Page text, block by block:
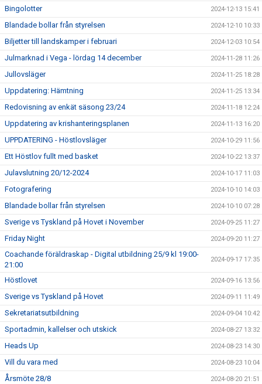
Bingolotter 2024-12-13 15:41
Blandade bollar från styrelsen 2024-12-10 10:33
Biljetter till landskamper i februari 2024-12-03 10:54
Julmarknad i Vega - lördag 14 december 2024-11-28 11:26
Jullovsläger 2024-11-25 18:28
Uppdatering: Hämtning 2024-11-25 13:34
Redovisning av enkät säsong 23/24 2024-11-18 12:24
Uppdatering av krishanteringsplanen 2024-11-13 16:20
UPPDATERING - Höstlovsläger 2024-10-29 11:56
Ett Höstlov fullt med basket 2024-10-22 13:37
Julavslutning 20/12-2024 2024-10-17 11:03
Fotografering 2024-10-10 14:03
Blandade bollar från styrelsen 2024-10-10 07:28
Sverige vs Tyskland på Hovet i November 2024-09-25 11:27
Friday Night 2024-09-20 11:27
Coachande föräldraskap - Digital utbildning 25/9 kl 19:00-
21:00
2024-09-17 17:35
Höstlovet 2024-09-16 13:56
Sverige vs Tyskland på Hovet 2024-09-11 11:49
Sekretariatsutbildning 2024-09-04 10:42
Sportadmin, kallelser och utskick 2024-08-27 13:32
Heads Up 2024-08-23 14:30
Vill du vara med 2024-08-23 10:04
Årsmöte 28/8 2024-08-20 21:51